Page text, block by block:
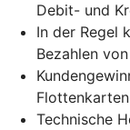
Debit- und
In der Regel
Bezahlen
Flottenkarten
Technische